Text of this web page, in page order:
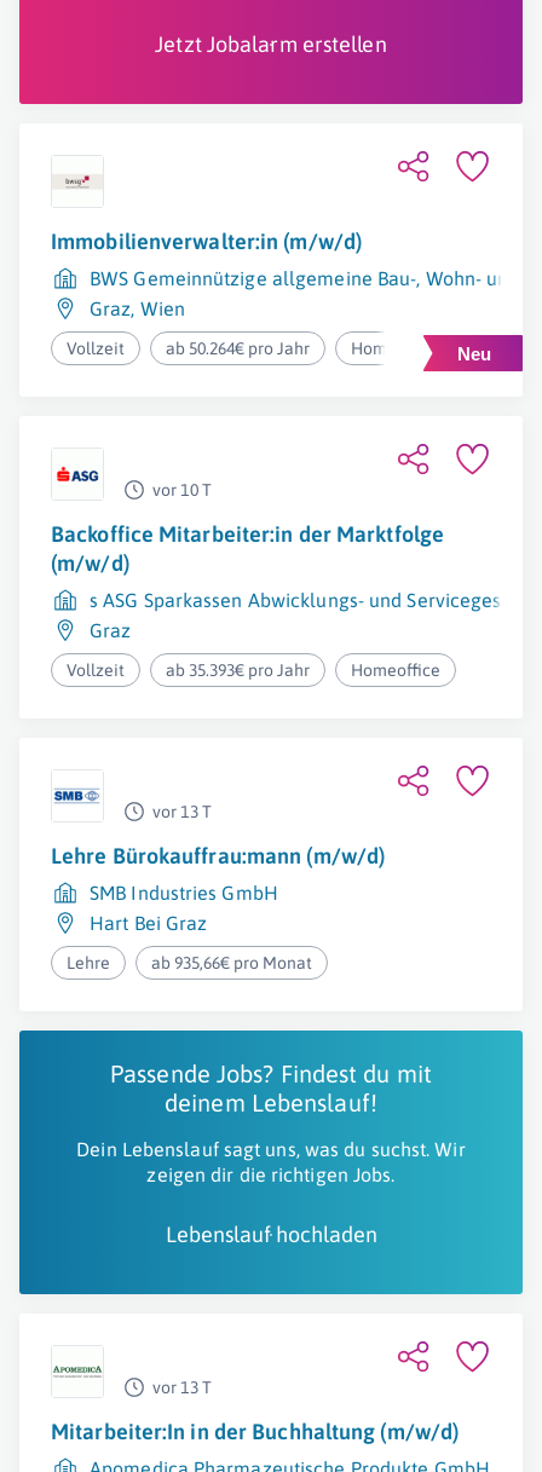
Jetzt Jobalarm erstellen
Immobilienverwalter:in (m/w/d)
BWS Gemeinnützige allgemeine Bau-, Wohn- und
Graz, Wien
Vollzeit ab 50.264€ pro Jahr Homeoffice
vor 10 T
Backoffice Mitarbeiter:in der Marktfolge
(m/w/d)
s ASG Sparkassen Abwicklungs- und
Graz
Vollzeit ab 35.393€ pro Jahr Homeoffice
vor 13 T
Lehre Bürokauffrau:mann (m/w/d)
SMB Industries GmbH
Hart Bei Graz
Lehre ab 935,66€ pro Monat
Passende Jobs? Findest du mit
deinem Lebenslauf!
Dein Lebenslauf sagt uns, was du suchst. Wir
zeigen dir die richtigen Jobs.
Lebenslauf hochladen
vor 13 T
Mitarbeiter:In in der Buchhaltung (m/w/d)